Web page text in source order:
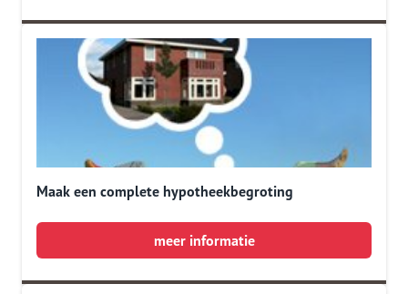
Maak een complete hypotheekbegroting
meer informatie